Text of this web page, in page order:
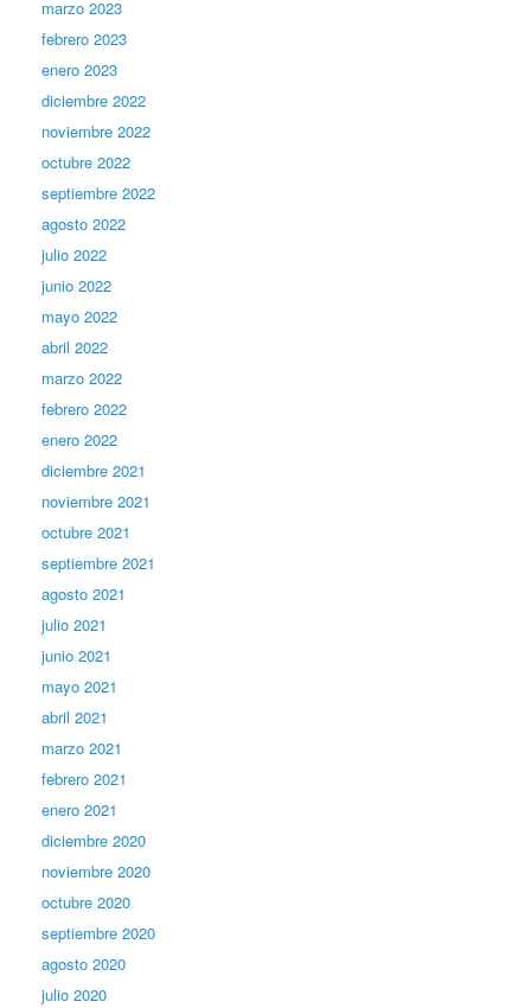
marzo 2023
febrero 2023
enero 2023
diciembre 2022
noviembre 2022
octubre 2022
septiembre 2022
agosto 2022
julio 2022
junio 2022
mayo 2022
abril 2022
marzo 2022
febrero 2022
enero 2022
diciembre 2021
noviembre 2021
octubre 2021
septiembre 2021
agosto 2021
julio 2021
junio 2021
mayo 2021
abril 2021
marzo 2021
febrero 2021
enero 2021
diciembre 2020
noviembre 2020
octubre 2020
septiembre 2020
agosto 2020
julio 2020